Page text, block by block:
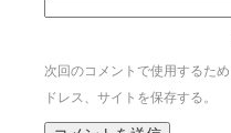
次回のコメントで使用するた
ドレス、サイトを保存する。